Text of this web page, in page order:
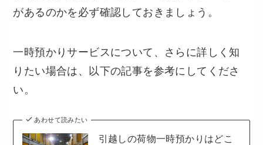
があるのかを必ず確認しておきましょう。
一時預かりサービスについて、さらに詳しく知
りたい場合は、以下の記事を参考にしてくださ
い。
あわせて読みたい
引越しの荷物一時預かりはどこ